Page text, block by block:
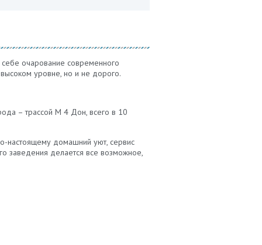
очарование современного
уровне, но и не дорого.
– трассой М 4 Дон, всего в 10
настоящему домашний уют, сервис
заведения делается все возможное,